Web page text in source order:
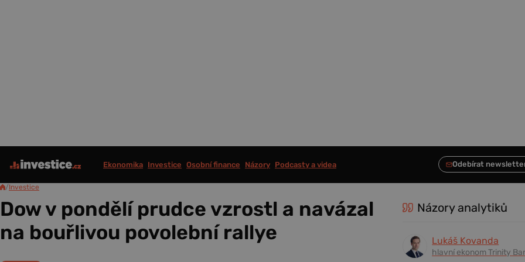
Ekonomika Investice Osobní finance Názory Podcasty a videa
/Investice
Dow v pondělí prudce vzrostl a navázal
na bouřlivou povolební rallye
Názory analytiků
Lukáš Kovanda
hlavní ekonom Trinity